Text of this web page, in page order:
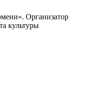
Организатор
культуры